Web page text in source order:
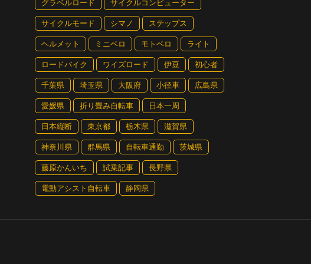
ンスラサイト
㎜トラベル）
／ R）
グラベルロード サイクルコンピューター
サイクルモード シマノ ステップス
ヘルメット ミニベロ モトベロ ライト
ロードバイク ワイズロード 伊豆 初心者
千葉県 埼玉県 大阪府 小径車 広島県
愛媛県 折り畳み自転車 日本一周
日本縦断 東京都 栃木県 滋賀県
神奈川県 群馬県 自転車通勤 茨城県
藤原かんいち 試乗記事 長野県
電動アシスト自転車 静岡県